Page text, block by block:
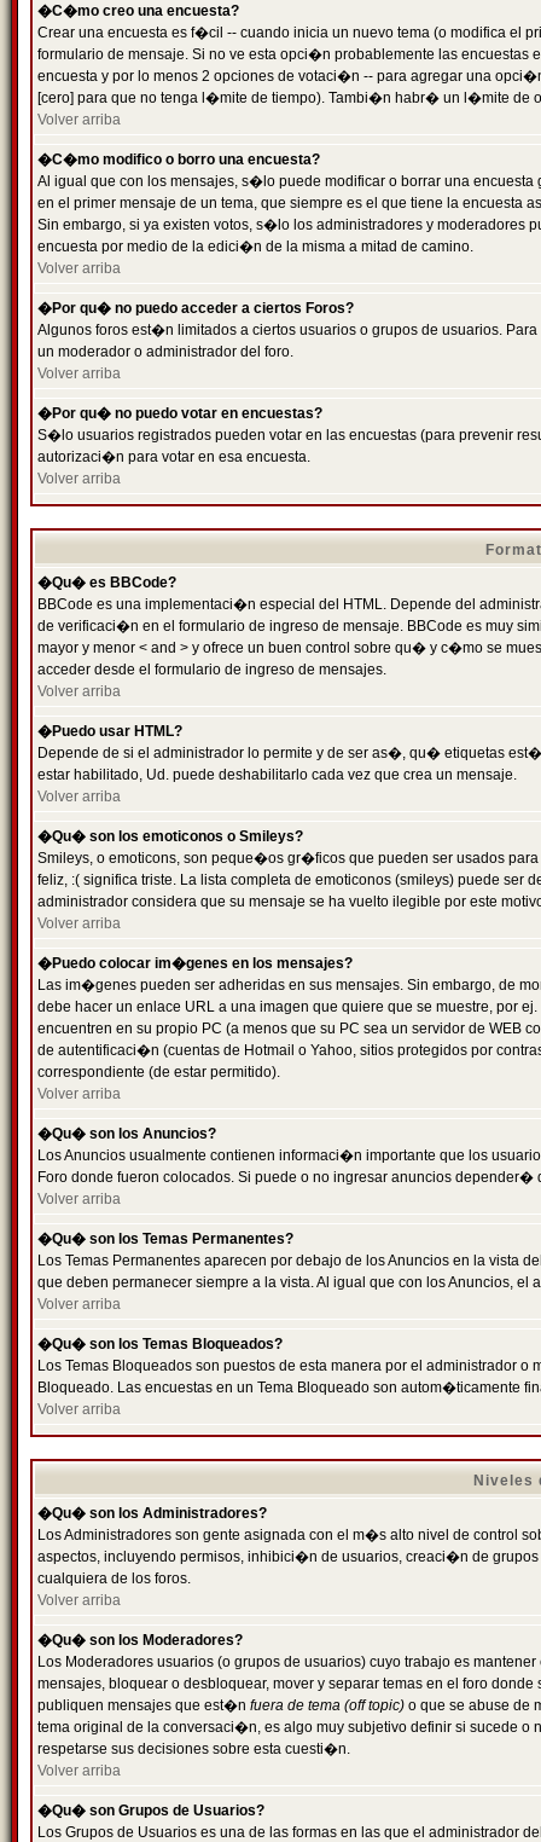
�C�mo creo una encuesta?
Crear una encuesta es f�cil -- cuando inicia un nuevo tema (o modifica el
formulario de mensaje. Si no ve esta opci�n probablemente las
encuesta y por lo menos 2 opciones de votaci�n -- para agregar una
[cero] para que no tenga l�mite de tiempo). Tambi�n habr� un l�mite de
Volver arriba
�C�mo modifico o borro una encuesta?
Al igual que con los mensajes, s�lo puede modificar o borrar una
en el primer mensaje de un tema, que siempre es el que tiene la encuesta
Sin embargo, si ya existen votos, s�lo los administradores y moderadores
encuesta por medio de la edici�n de la misma a mitad de camino.
Volver arriba
�Por qu� no puedo acceder a ciertos Foros?
Algunos foros est�n limitados a ciertos usuarios o grupos de usuarios.
un moderador o administrador del foro.
Volver arriba
�Por qu� no puedo votar en encuestas?
S�lo usuarios registrados pueden votar en las encuestas (para prevenir
autorizaci�n para votar en esa encuesta.
Volver arriba
�Qu� es BBCode?
BBCode es una implementaci�n especial del HTML. Depende del
de verificaci�n en el formulario de ingreso de mensaje. BBCode es muy
mayor y menor < and > y ofrece un buen control sobre qu� y c�mo se
acceder desde el formulario de ingreso de mensajes.
Volver arriba
�Puedo usar HTML?
Depende de si el administrador lo permite y de ser as�, qu� etiquetas
estar habilitado, Ud. puede deshabilitarlo cada vez que crea un mensaje.
Volver arriba
�Qu� son los emoticonos o Smileys?
Smileys, o emoticons, son peque�os gr�ficos que pueden ser usados
feliz, :( significa triste. La lista completa de emoticonos (smileys) puede
administrador considera que su mensaje se ha vuelto ilegible por este
Volver arriba
�Puedo colocar im�genes en los mensajes?
Las im�genes pueden ser adheridas en sus mensajes. Sin embargo, de
debe hacer un enlace URL a una imagen que quiere que se muestre, por
encuentren en su propio PC (a menos que su PC sea un servidor de
de autentificaci�n (cuentas de Hotmail o Yahoo, sitios protegidos por
correspondiente (de estar permitido).
Volver arriba
�Qu� son los Anuncios?
Los Anuncios usualmente contienen informaci�n importante que los
Foro donde fueron colocados. Si puede o no ingresar anuncios
Volver arriba
�Qu� son los Temas Permanentes?
Los Temas Permanentes aparecen por debajo de los Anuncios en la
que deben permanecer siempre a la vista. Al igual que con los Anuncios,
Volver arriba
�Qu� son los Temas Bloqueados?
Los Temas Bloqueados son puestos de esta manera por el administrador
Bloqueado. Las encuestas en un Tema Bloqueado son autom�ticamente
Volver arriba
Niveles
�Qu� son los Administradores?
Los Administradores son gente asignada con el m�s alto nivel de control
aspectos, incluyendo permisos, inhibici�n de usuarios, creaci�n de
cualquiera de los foros.
Volver arriba
�Qu� son los Moderadores?
Los Moderadores usuarios (o grupos de usuarios) cuyo trabajo es
mensajes, bloquear o desbloquear, mover y separar temas en el foro
publiquen mensajes que est�n fuera de tema (off topic) o que se abuse de
tema original de la conversaci�n, es algo muy subjetivo definir si sucede
respetarse sus decisiones sobre esta cuesti�n.
Volver arriba
�Qu� son Grupos de Usuarios?
Los Grupos de Usuarios es una de las formas en las que el administrador